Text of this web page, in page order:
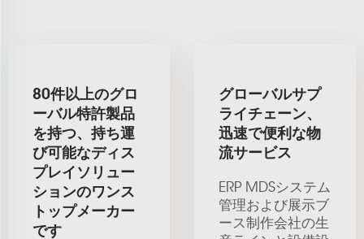
80件以上のグロ
ーバル特許製品
を持つ、持ち運
び可能なディス
プレイソリュー
ションのワンス
トップメーカー
です
グローバルサプ
ライチェーン、
迅速で便利な物
流サービス
ERP MDSシステム
管理および展示ブ
ース制作会社の生